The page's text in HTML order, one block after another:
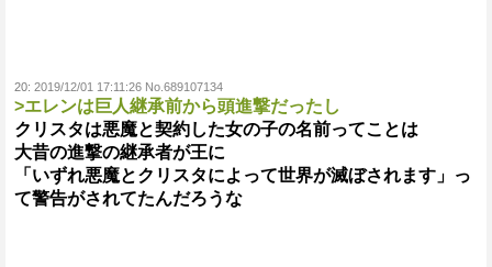
20: 2019/12/01 17:11:26 No.689107134
>エレンは巨人継承前から頭進撃だったし
クリスタは悪魔と契約した女の子の名前ってことは
大昔の進撃の継承者が王に
「いずれ悪魔とクリスタによって世界が滅ぼされます」っ
て警告がされてたんだろうな